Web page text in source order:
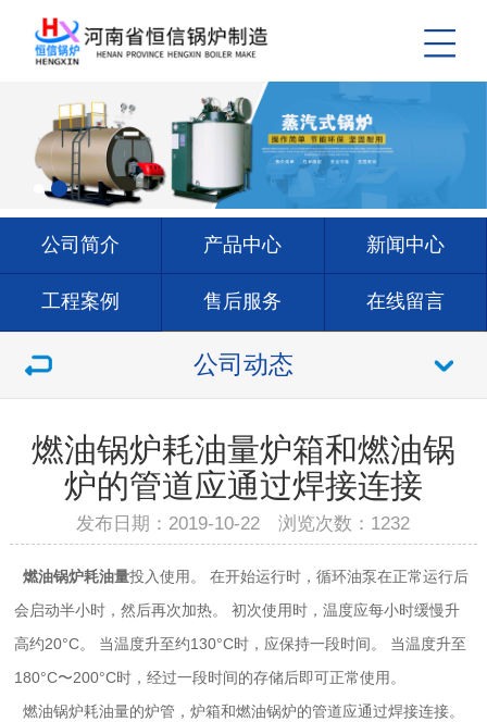
公司简介 产品中心 新闻中心
工程案例 售后服务 在线留言
联系我们 公司动态
燃油锅炉耗油量炉箱和燃油锅
炉的管道应通过焊接连接
发布日期：2019-10-22 浏览次数： 1232
燃油锅炉耗油量投入使用。 在开始运行时，循环油泵在正常运行后
会启动半小时，然后再次加热。 初次使用时，温度应每小时缓慢升
高约20°C。 当温度升至约130°C时，应保持一段时间。 当温度升至
180°C〜200°C时，经过一段时间的存储后即可正常使用。
燃油锅炉耗油量的炉管，炉箱和燃油锅炉的管道应通过焊接连接。